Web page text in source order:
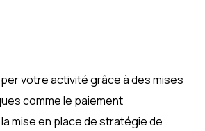
votre activité grâce à des mises
comme le paiement
mise en place de stratégie de